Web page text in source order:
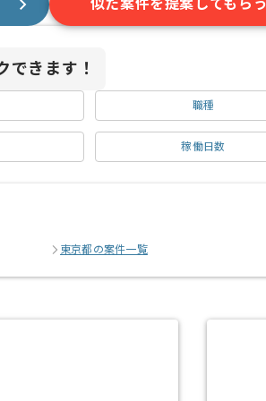
似た案件を提案してもらう
できます！
職種
稼働日数
東京都の案件一覧